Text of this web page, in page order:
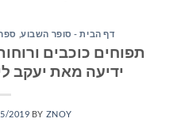
דף הבית - סופר השבוע,
תפוחים כוכבים
ידיעה מאת יעקב
2019 BY ZNOY